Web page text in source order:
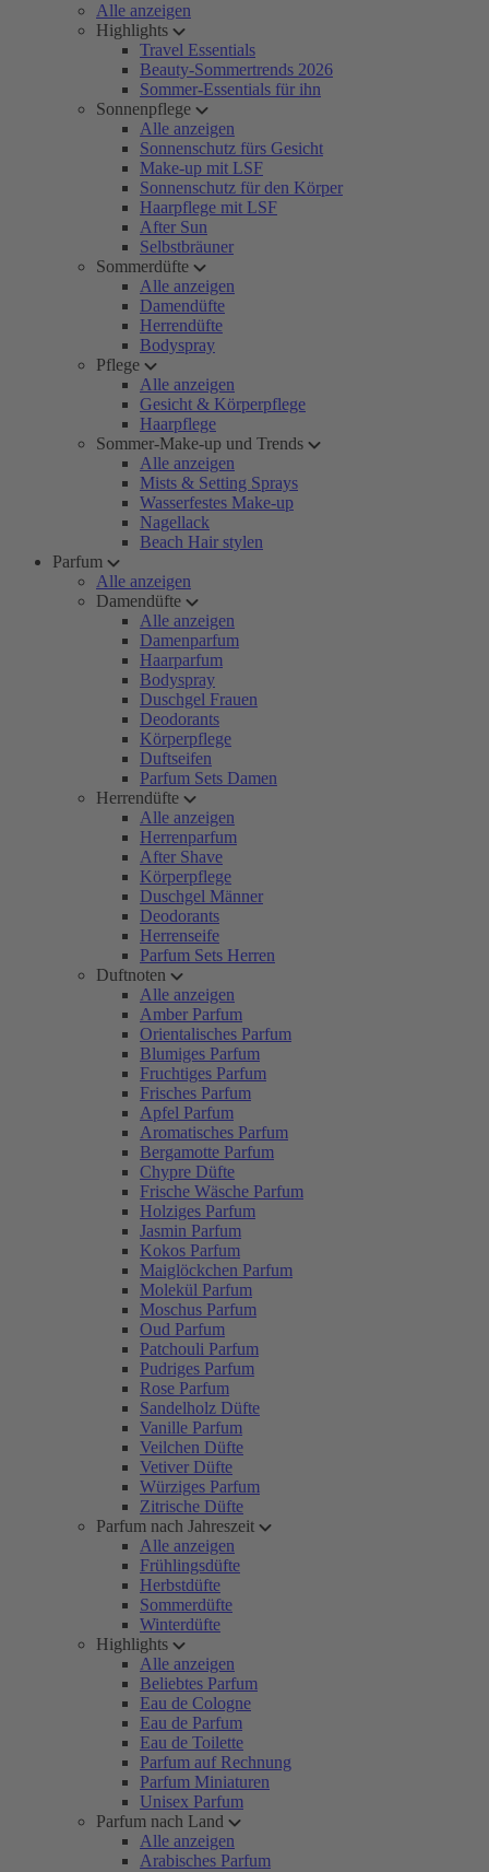
Alle anzeigen
Highlights
Travel Essentials
Beauty-Sommertrends 2026
Sommer-Essentials für ihn
Sonnenpflege
Alle anzeigen
Sonnenschutz fürs Gesicht
Make-up mit LSF
Sonnenschutz für den Körper
Haarpflege mit LSF
After Sun
Selbstbräuner
Sommerdüfte
Alle anzeigen
Damendüfte
Herrendüfte
Bodyspray
Pflege
Alle anzeigen
Gesicht & Körperpflege
Haarpflege
Sommer-Make-up und Trends
Alle anzeigen
Mists & Setting Sprays
Wasserfestes Make-up
Nagellack
Beach Hair stylen
Parfum
Alle anzeigen
Damendüfte
Alle anzeigen
Damenparfum
Haarparfum
Bodyspray
Duschgel Frauen
Deodorants
Körperpflege
Duftseifen
Parfum Sets Damen
Herrendüfte
Alle anzeigen
Herrenparfum
After Shave
Körperpflege
Duschgel Männer
Deodorants
Herrenseife
Parfum Sets Herren
Duftnoten
Alle anzeigen
Amber Parfum
Orientalisches Parfum
Blumiges Parfum
Fruchtiges Parfum
Frisches Parfum
Apfel Parfum
Aromatisches Parfum
Bergamotte Parfum
Chypre Düfte
Frische Wäsche Parfum
Holziges Parfum
Jasmin Parfum
Kokos Parfum
Maiglöckchen Parfum
Molekül Parfum
Moschus Parfum
Oud Parfum
Patchouli Parfum
Pudriges Parfum
Rose Parfum
Sandelholz Düfte
Vanille Parfum
Veilchen Düfte
Vetiver Düfte
Würziges Parfum
Zitrische Düfte
Parfum nach Jahreszeit
Alle anzeigen
Frühlingsdüfte
Herbstdüfte
Sommerdüfte
Winterdüfte
Highlights
Alle anzeigen
Beliebtes Parfum
Eau de Cologne
Eau de Parfum
Eau de Toilette
Parfum auf Rechnung
Parfum Miniaturen
Unisex Parfum
Parfum nach Land
Alle anzeigen
Arabisches Parfum